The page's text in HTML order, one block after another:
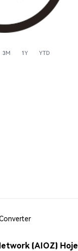
3M 1Y YTD
(AIOZ) Hoje